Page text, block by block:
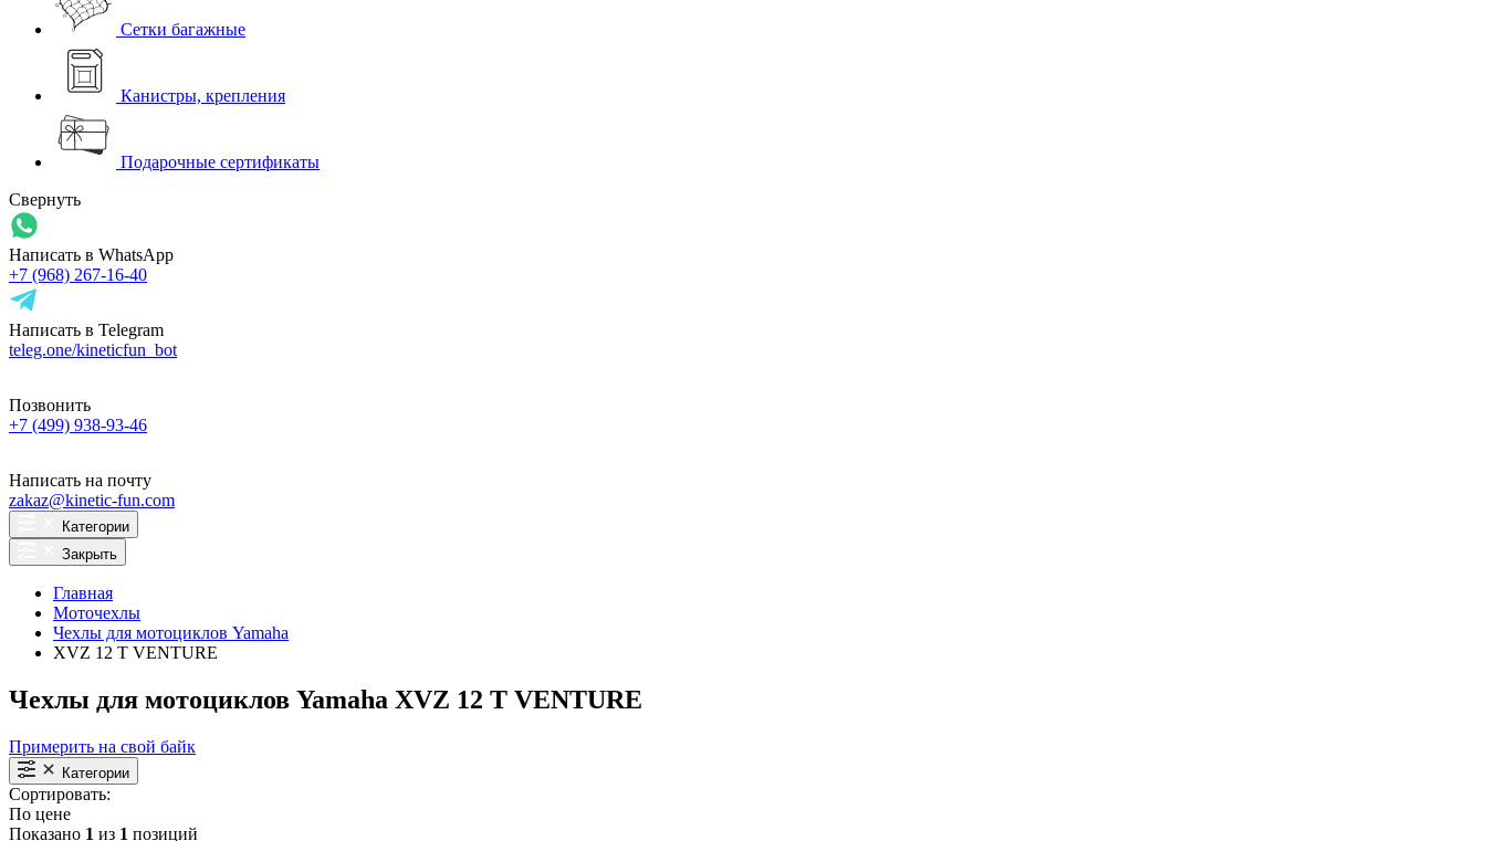
Сетки багажные
Канистры, крепления
Подарочные сертификаты
Свернуть
Написать в WhatsApp
+7 (968) 267-16-40
Написать в Telegram
teleg.one/kineticfun_bot
Позвонить
+7 (499) 938-93-46
Написать на почту
zakaz@kinetic-fun.com
Категории
Закрыть
Главная
Моточехлы
Чехлы для мотоциклов Yamaha
XVZ 12 T VENTURE
Чехлы для мотоциклов Yamaha XVZ 12 T VENTURE
Примерить на свой байк
Категории
Сортировать:
По цене
Показано 1 из 1 позиций